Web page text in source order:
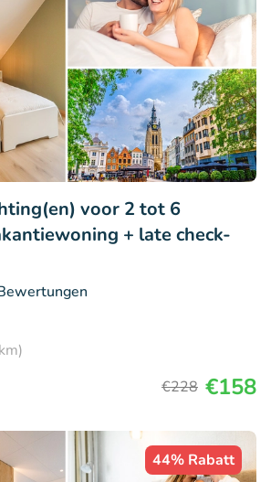
voor 2 tot 6
+ late check-
€228 €158
44% Rabatt